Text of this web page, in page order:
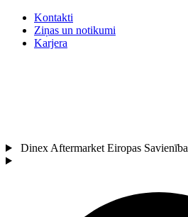
Kontakti
Ziņas un notikumi
Karjera
Dinex Aftermarket Eiropas Savienība